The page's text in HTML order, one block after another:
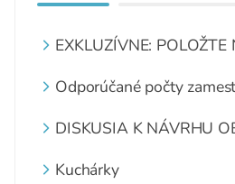
EXKLUZÍVNE: POLOŽTE
Odporúčané počty
DISKUSIA K NÁVRHU
Kuchárky